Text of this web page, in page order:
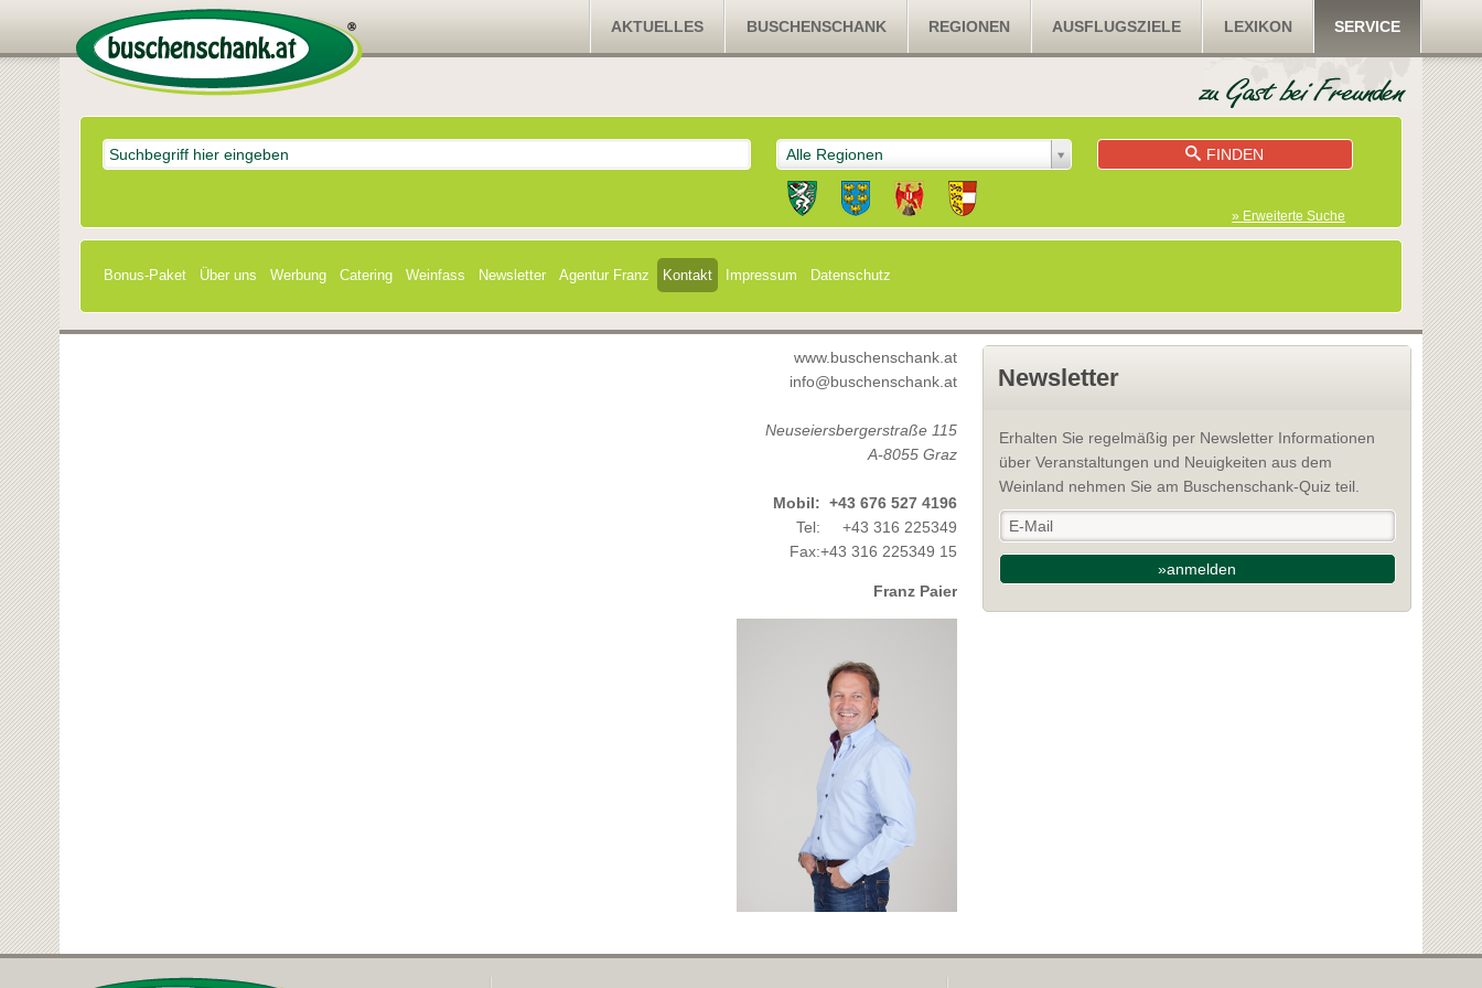
AKTUELLES BUSCHENSCHANK REGIONEN AUSFLUGSZIELE LEXIKON SERVICE
Alle Regionen FINDEN
» Erweiterte Suche
Bonus-Paket Über uns Werbung Catering Weinfass Newsletter Agentur Franz Kontakt Impressum Datenschutz
www.buschenschank.at
info@buschenschank.at
Neuseiersbergerstraße 115
A-8055 Graz
Mobil: +43 676 527 4196
Tel:
+43 316 225349
Fax:+43 316 225349 15
Franz Paier
Newsletter
Erhalten Sie regelmäßig per Newsletter Informationen
über Veranstaltungen und Neuigkeiten aus dem
Weinland nehmen Sie am Buschenschank-Quiz teil.
»anmelden